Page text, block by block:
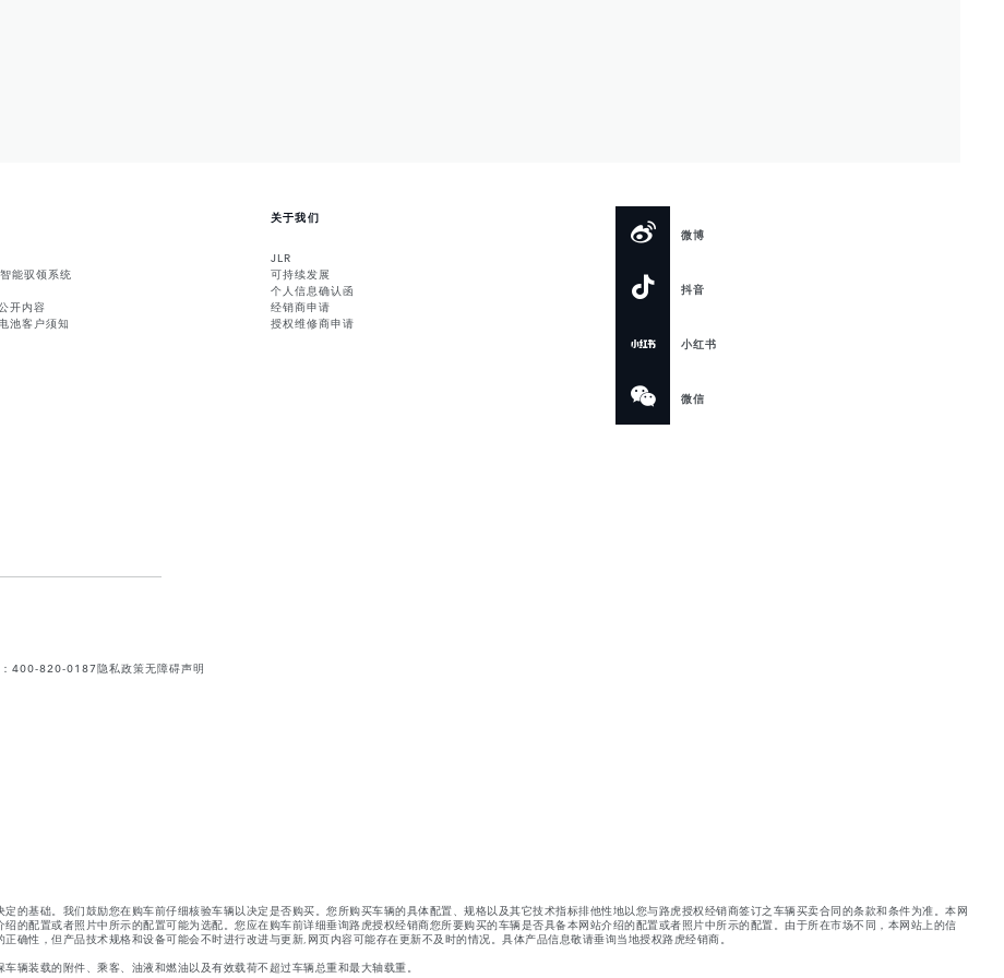
能驭领系统
开内容
池客户须知
关于我们
JLR
可持续发展
个人信息确认函
经销商申请
授权维修商申请
微博
抖音
小红书
微信
400-820-0187隐私政策无障碍声明
的基础。我们鼓励您在购车前仔细核验车辆以决定是否购买。您所购买车辆的具体配置、规格以及其它技术指标排他性地以您与路虎授权经销商签订之车辆买卖合同的条款和条件为准。本网
的配置或者照片中所示的配置可能为选配。您应在购车前详细垂询路虎授权经销商您所要购买的车辆是否具备本网站介绍的配置或者照片中所示的配置。由于所在市场不同，本网站上的信
确性，但产品技术规格和设备可能会不时进行改进与更新,网页内容可能存在更新不及时的情况。具体产品信息敬请垂询当地授权路虎经销商。
辆装载的附件、乘客、油液和燃油以及有效载荷不超过车辆总重和最大轴载重。